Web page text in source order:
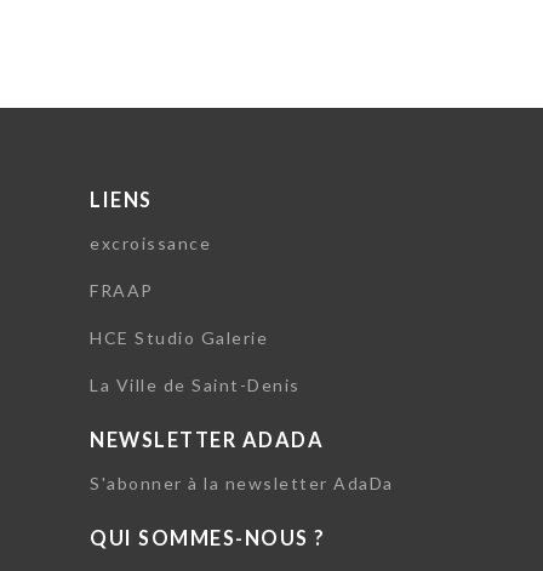
LIENS
excroissance
FRAAP
HCE Studio Galerie
La Ville de Saint-Denis
NEWSLETTER ADADA
S'abonner à la newsletter AdaDa
QUI SOMMES-NOUS ?